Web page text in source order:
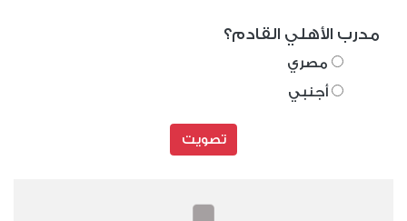
مدرب الأهلي القادم؟
مصري
أجنبي
تصويت